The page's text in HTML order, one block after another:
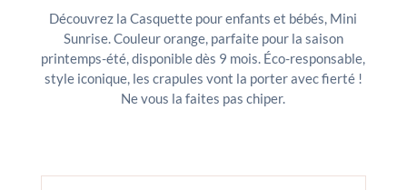
Découvrez la Casquette pour enfants et bébés, Mini
Sunrise. Couleur orange, parfaite pour la saison
printemps-été, disponible dès 9 mois. Éco-responsable,
style iconique, les crapules vont la porter avec fierté !
Ne vous la faites pas chiper.